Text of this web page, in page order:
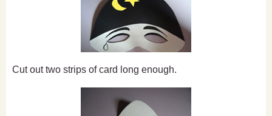
Cut out two strips of card long enough.